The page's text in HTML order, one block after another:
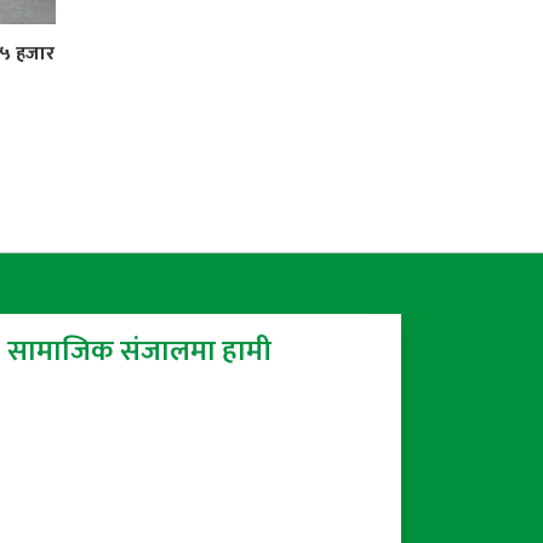
हजार
सामाजिक संजालमा हामी